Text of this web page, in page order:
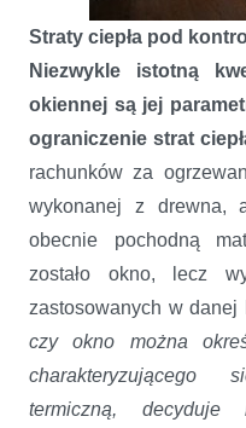
Straty ciepła pod
Niezwykle istotną
okiennej są jej
ograniczenie strat
rachunków za
wykonanej z drewna,
obecnie pochodną
zostało okno, lecz
zastosowanych w
czy okno można
charakteryzującego
termiczną, decyduje